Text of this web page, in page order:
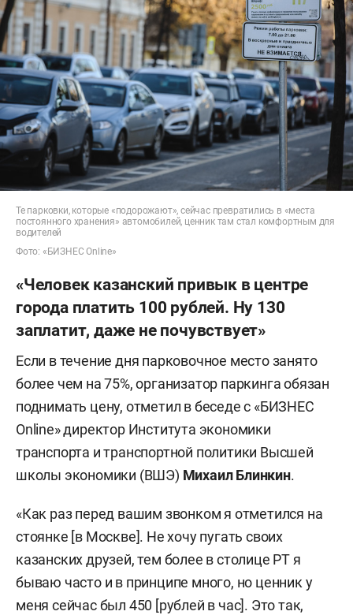
Те парковки, которые «подорожают», сейчас превратились в «места
постоянного хранения» автомобилей, ценник там стал комфортным для
водителей
Фото: «БИЗНЕС Online»
«Человек казанский привык в центре
города платить 100 рублей. Ну 130
заплатит, даже не почувствует»
Если в течение дня парковочное место занято
более чем на 75%, организатор паркинга обязан
поднимать цену, отметил в беседе с «БИЗНЕС
Online» директор Института экономики
транспорта и транспортной политики Высшей
школы экономики (ВШЭ) Михаил Блинкин.
«Как раз перед вашим звонком я отметился на
стоянке [в Москве]. Не хочу пугать своих
казанских друзей, тем более в столице РТ я
бываю часто и в принципе много, но ценник у
меня сейчас был 450 [рублей в час]. Это так,